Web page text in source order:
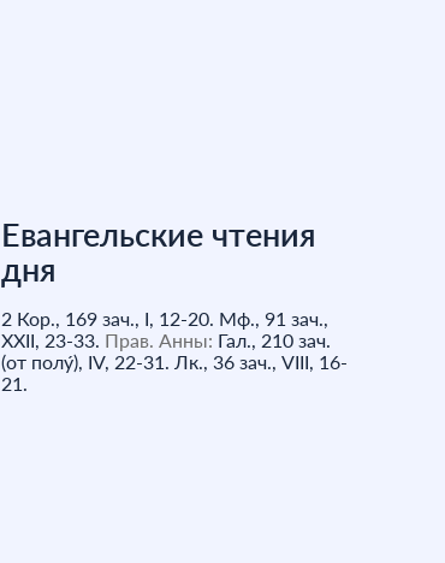
Евангельские чтения
дня
2 Кор., 169 зач., I, 12-20. Мф., 91 зач.,
XXII, 23-33. Прав. Анны: Гал., 210 зач.
(от полу́), IV, 22-31.
Лк., 36 зач., VIII, 16-
21.